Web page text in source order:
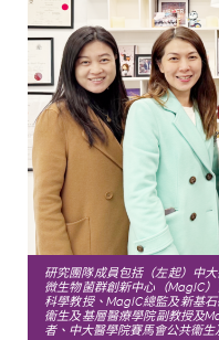
研究團隊成員包括（左起）中
微生物菌群創新中心（MagIC
科學教授、MagIC總監及新基
衞生及基層醫療學院副教授及
者、中大醫學院賽馬會公共衞